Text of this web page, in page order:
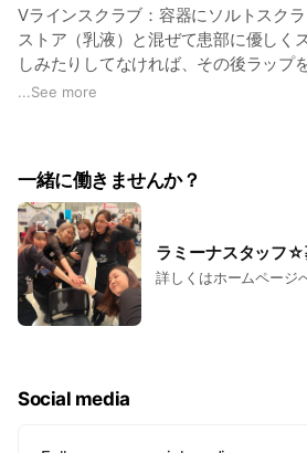
断させて頂きます。
・無断遅刻が繰り返された場合、次回
頂きます。何卒ご了承ください。
Vラインスクラブ：容器にソルトスク
ストア（乳液）と混ぜて患部に優しく
しみたりしてなければ、その後ラップ
と効果アップ➹
お顔：エッセンシャルトニック（化粧
る。
...See more
一緒に働きませんか？
ラミーナスタッフ
詳しくはホームページ
Social media